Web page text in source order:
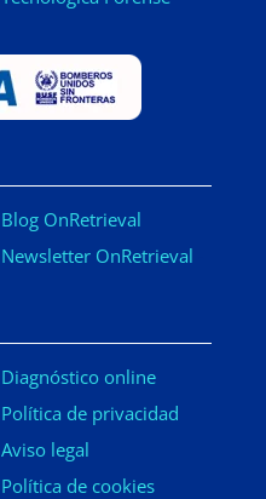
Blog OnRetrieval
Newsletter OnRetrieval
Diagnóstico online
Política de privacidad
Aviso legal
Política de cookies